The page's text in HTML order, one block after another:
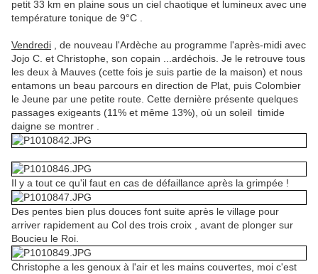
petit 33 km en plaine sous un ciel chaotique et lumineux avec une
température tonique de 9°C .
Vendredi , de nouveau l'Ardèche au programme l'après-midi avec
Jojo C. et Christophe, son copain ...ardéchois. Je le retrouve tous
les deux à Mauves (cette fois je suis partie de la maison) et nous
entamons un beau parcours en direction de Plat, puis Colombier
le Jeune par une petite route. Cette dernière présente quelques
passages exigeants (11% et même 13%), où un soleil timide
daigne se montrer .
Il y a tout ce qu'il faut en cas de défaillance après la grimpée !
Des pentes bien plus douces font suite après le village pour
arriver rapidement au Col des trois croix , avant de plonger sur
Boucieu le Roi.
Christophe a les genoux à l'air et les mains couvertes, moi c'est